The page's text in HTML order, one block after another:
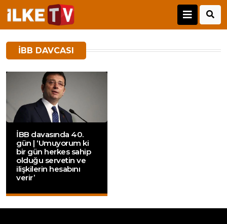
IBB DAVCASI
İBB davasında 40.
gün | ‘Umuyorum ki
bir gün herkes sahip
olduğu servetin ve
ilişkilerin hesabını
verir’